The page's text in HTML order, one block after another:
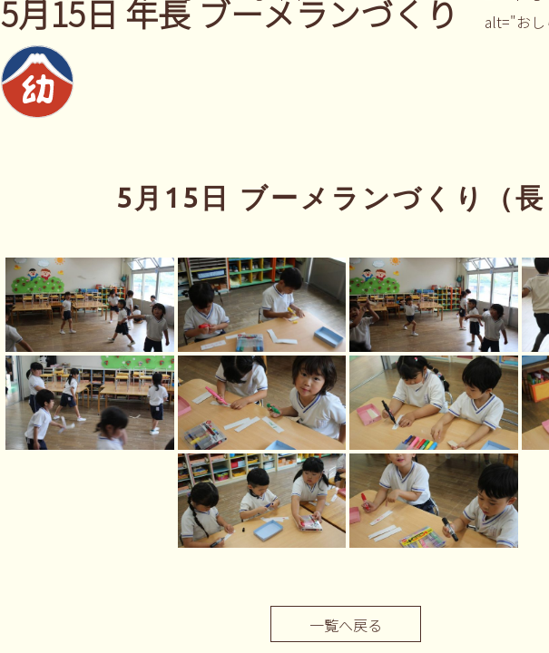
alt="お
5月15日 年長 ブーメランづくり
5月15日 ブーメランづくり（
一覧へ戻る